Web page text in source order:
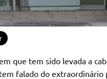
que tem sido levada a
falado do extraordinário